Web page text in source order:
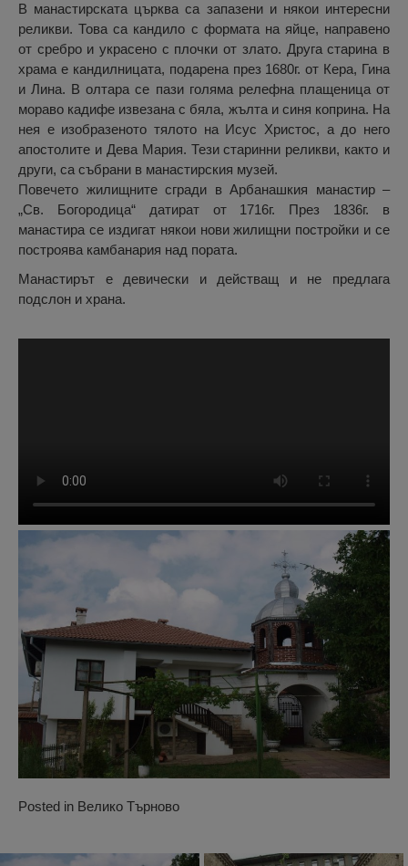
В манастирската църква са запазени и някои интересни
реликви. Това са кандило с формата на яйце, направено
от сребро и украсено с плочки от злато. Друга старина в
храма е кандилницата, подарена през 1680г. от Кера, Гина
и Лина. В олтара се пази голяма релефна плащеница от
мораво кадифе извезана с бяла, жълта и синя коприна. На
нея е изобразеното тялото на Исус Христос, а до него
апостолите и Дева Мария. Тези старинни реликви, както и
други, са събрани в манастирския музей.
Повечето жилищните сгради в Арбанашкия манастир –
„Св. Богородица“ датират от 1716г. През 1836г. в
манастира се издигат някои нови жилищни постройки и се
построява камбанария над пората.
Манастирът е девически и действащ и не предлага
подслон и храна.
Posted in Велико Търново